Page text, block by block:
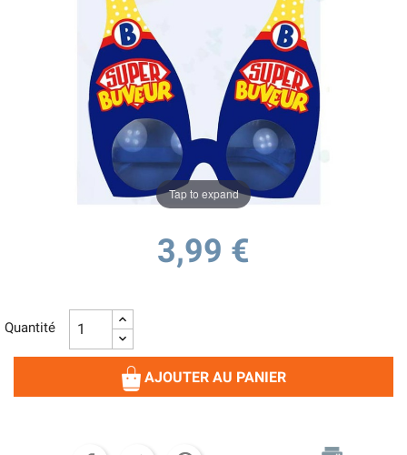
Tap to expand
3,99 €
Quantité
AJOUTER AU PANIER